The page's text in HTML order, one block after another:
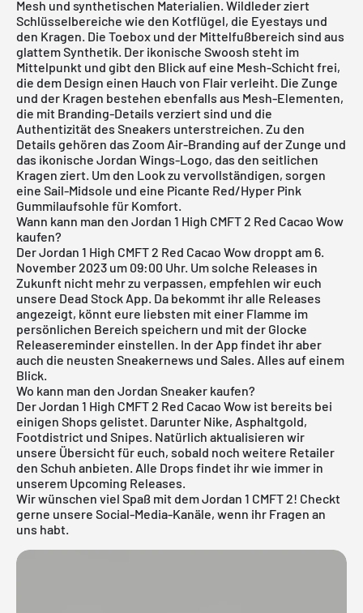
Mesh und synthetischen Materialien. Wildleder ziert
Schlüsselbereiche wie den Kotflügel, die Eyestays und
den Kragen. Die Toebox und der Mittelfußbereich sind aus
glattem Synthetik. Der ikonische Swoosh steht im
Mittelpunkt und gibt den Blick auf eine Mesh-Schicht frei,
die dem Design einen Hauch von Flair verleiht. Die Zunge
und der Kragen bestehen ebenfalls aus Mesh-Elementen,
die mit Branding-Details verziert sind und die
Authentizität des Sneakers unterstreichen. Zu den
Details gehören das Zoom Air-Branding auf der Zunge und
das ikonische Jordan Wings-Logo, das den seitlichen
Kragen ziert. Um den Look zu vervollständigen, sorgen
eine Sail-Midsole und eine Picante Red/Hyper Pink
Gummilaufsohle für Komfort.
Wann kann man den Jordan 1 High CMFT 2 Red Cacao Wow
kaufen?
Der Jordan 1 High CMFT 2 Red Cacao Wow droppt am 6.
November 2023 um 09:00 Uhr. Um solche Releases in
Zukunft nicht mehr zu verpassen, empfehlen wir euch
unsere Dead Stock App. Da bekommt ihr alle Releases
angezeigt, könnt eure liebsten mit einer Flamme im
persönlichen Bereich speichern und mit der Glocke
Releasereminder einstellen. In der App findet ihr aber
auch die neusten Sneakernews und Sales. Alles auf einem
Blick.
Wo kann man den Jordan Sneaker kaufen?
Der Jordan 1 High CMFT 2 Red Cacao Wow ist bereits bei
einigen Shops gelistet. Darunter Nike, Asphaltgold,
Footdistrict und Snipes. Natürlich aktualisieren wir
unsere Übersicht für euch, sobald noch weitere Retailer
den Schuh anbieten. Alle Drops findet ihr wie immer in
unserem Upcoming Releases.
Wir wünschen viel Spaß mit dem Jordan 1 CMFT 2! Checkt
gerne unsere Social-Media-Kanäle, wenn ihr Fragen an
uns habt.